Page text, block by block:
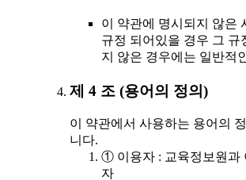
이 약관에 명시되지 않은
규정 되어있을 경우 그 규
지 않은 경우에는 일반적
제 4 조 (용어의 정의)
이 약관에서 사용하는 용어의
니다.
① 이용자 : 교육정보원과
자